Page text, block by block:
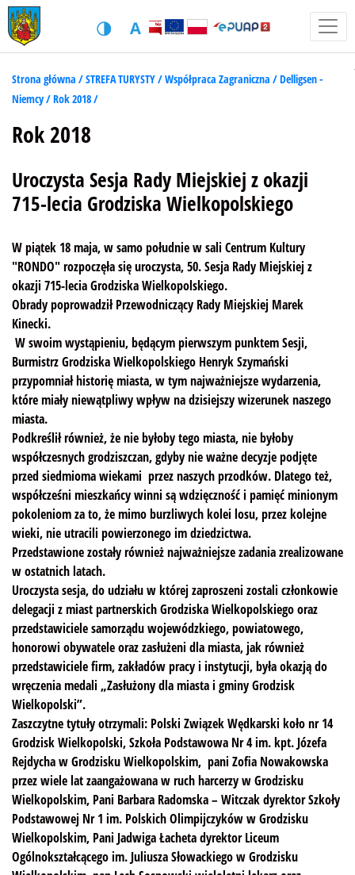
Strona główna /STREFA TURYSTY /Współpraca Zagraniczna /Delligsen -
Niemcy /Rok 2018 /
Rok 2018
Uroczysta Sesja Rady Miejskiej z okazji
715-lecia Grodziska Wielkopolskiego
W piątek 18 maja, w samo południe w sali Centrum Kultury
"RONDO" rozpoczęła się uroczysta, 50. Sesja Rady Miejskiej z
okazji 715-lecia Grodziska Wielkopolskiego.
Obrady poprowadził Przewodniczący Rady Miejskiej Marek
Kinecki.
W swoim wystąpieniu, będącym pierwszym punktem Sesji,
Burmistrz Grodziska Wielkopolskiego Henryk Szymański
przypomniał historię miasta, w tym najważniejsze wydarzenia,
które miały niewątpliwy wpływ na dzisiejszy wizerunek naszego
miasta.
Podkreślił również, że nie byłoby tego miasta, nie byłoby
współczesnych grodziszczan, gdyby nie ważne decyzje podjęte
przed siedmioma wiekami przez naszych przodków. Dlatego też,
współcześni mieszkańcy winni są wdzięczność i pamięć minionym
pokoleniom za to, że mimo burzliwych kolei losu, przez kolejne
wieki, nie utracili powierzonego im dziedzictwa.
Przedstawione zostały również najważniejsze zadania zrealizowane
w ostatnich latach.
Uroczysta sesja, do udziału w której zaproszeni zostali członkowie
delegacji z miast partnerskich Grodziska Wielkopolskiego oraz
przedstawiciele samorządu wojewódzkiego, powiatowego,
honorowi obywatele oraz zasłużeni dla miasta, jak również
przedstawiciele firm, zakładów pracy i instytucji, była okazją do
wręczenia medali „Zasłużony dla miasta i gminy Grodzisk
Wielkopolski”.
Zaszczytne tytuły otrzymali: Polski Związek Wędkarski koło nr 14
Grodzisk Wielkopolski, Szkoła Podstawowa Nr 4 im. kpt. Józefa
Rejdycha w Grodzisku Wielkopolskim, pani Zofia Nowakowska
przez wiele lat zaangażowana w ruch harcerzy w Grodzisku
Wielkopolskim, Pani Barbara Radomska – Witczak dyrektor Szkoły
Podstawowej Nr 1 im. Polskich Olimpijczyków w Grodzisku
Wielkopolskim, Pani Jadwiga Łacheta dyrektor Liceum
Ogólnokształcącego im. Juliusza Słowackiego w Grodzisku